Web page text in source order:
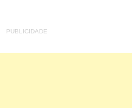
PUBLICIDADE